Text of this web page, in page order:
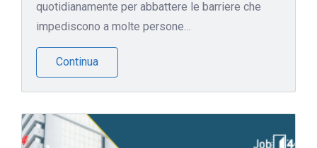
quotidianamente per abbattere le barriere che
impediscono a molte persone…
Continua